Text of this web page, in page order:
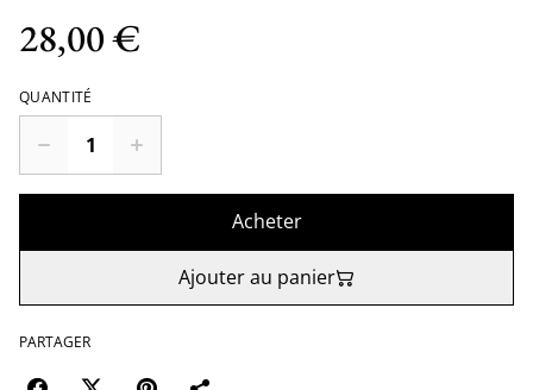
28,00 €
QUANTITÉ
Acheter
Ajouter au panier
PARTAGER